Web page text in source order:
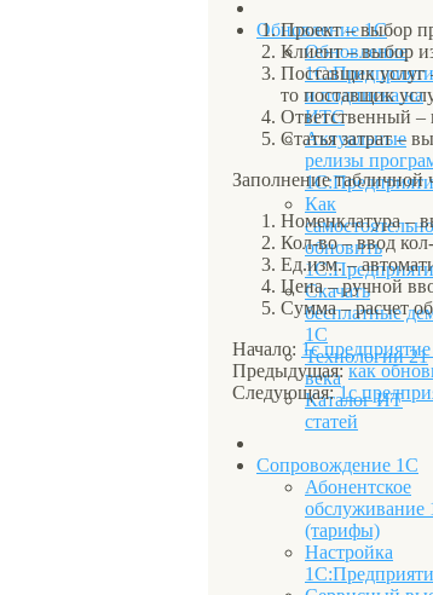
Обновление 1С
Обновление
и подписка на
ИТС
Актуальные
релизы
Как
самостоятельно
обновить
Скачать
бесплатные
1С
Технологии 21
века
Каталог ИТ
статей
Сопровождение 1С
Абонентское
обслуживание
(тарифы)
Настройка
Проект – выбор
Клиент – выбор
Поставщик услуг
то поставщик
Ответственный –
Статья затрат –
Заполнение табличной
Номенклатура –
Кол-во – ввод
Ед.изм. –
Цена – ручной
Сумма – расчет
Начало: 1с
Предыдущая:как
Следующая:1с